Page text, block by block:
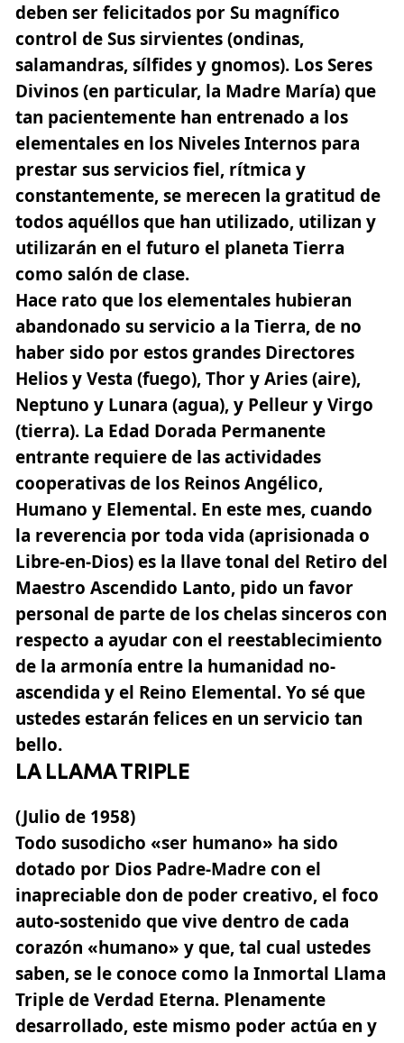
deben ser felicitados por Su magnífico
control deSus sirvientes(ondinas,
salamandras, sílfides y gnomos). Los Seres
Divinos (en particular, la Madre María) que
tan pacientemente han entrenado a los
elementales en los Niveles Internos para
prestar sus servicios fiel, rítmica y
constantemente, se merecen la gratitud de
todos aquéllos que han utilizado, utilizan y
utilizarán en el futuro el planeta Tierra
como salón de clase.
Hace rato que los elementales hubieran
abandonado su servicio a la Tierra, de no
haber sido por estos grandes Directores
Helios y Vesta (fuego), Thor y Aries (aire),
Neptuno y Lunara (agua), y Pelleur y Virgo
(tierra). La Edad Dorada Permanente
entrante requiere de las actividades
cooperativas de los Reinos Angélico,
Humano y Elemental. En este mes, cuando
la reverencia por toda vida (aprisionada o
Libre-en-Dios) es la llave tonal del Retiro del
Maestro Ascendido Lanto, pido un favor
personal de parte de los chelas sinceros con
respecto a ayudar con el reestablecimiento
de la armonía entre la humanidad no-
ascendida y el Reino Elemental. Yo sé que
ustedes estarán felices en un servicio tan
bello.
LA LLAMA TRIPLE
(Julio de 1958)
Todo susodicho «ser humano» ha sido
dotado por Dios Padre-Madre con el
inapreciable don de poder creativo, el foco
auto-sostenido que vive dentro de cada
corazón «humano» y que, tal cual ustedes
saben, se le conoce como la Inmortal Llama
Triple de Verdad Eterna. Plenamente
desarrollado, este mismo poder actúa en y